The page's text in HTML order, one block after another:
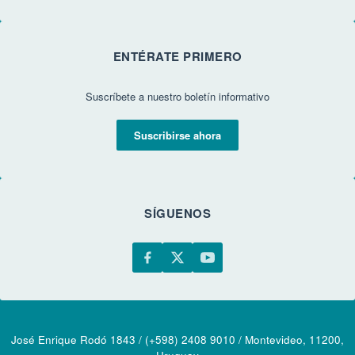
ENTÉRATE PRIMERO
Suscríbete a nuestro boletín informativo
Suscribirse ahora
SÍGUENOS
José Enrique Rodó 1843 / (+598) 2408 9010 / Montevideo, 11200,